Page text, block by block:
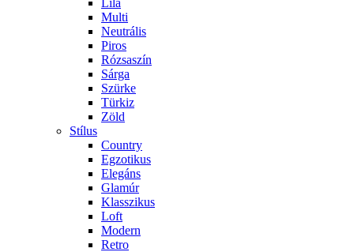
Lila
Multi
Neutrális
Piros
Rózsaszín
Sárga
Szürke
Türkiz
Zöld
Stílus
Country
Egzotikus
Elegáns
Glamúr
Klasszikus
Loft
Modern
Retro